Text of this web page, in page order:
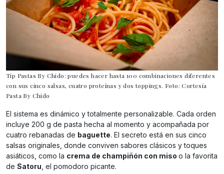
Tip Pastas By Chido: puedes hacer hasta 100 combinaciones diferentes
con sus cinco salsas, cuatro proteínas y dos toppings. Foto: Cortesía
Pasta By Chido
El sistema es dinámico y totalmente personalizable. Cada orden
incluye 200 g de pasta hecha al momento y acompañada por
cuatro rebanadas de baguette. El secreto está en sus cinco
salsas originales, donde conviven sabores clásicos y toques
asiáticos, como la crema de champiñón con miso o la favorita
de Satoru , el pomodoro picante.